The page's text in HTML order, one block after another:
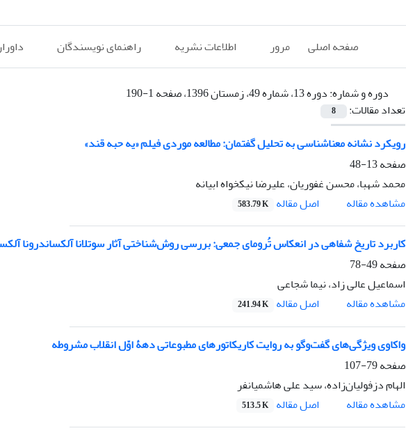
صفحه اصلی مرور اطلاعات نشریه راهنمای نویسندگان
دوره و شماره:دوره 13، شماره 49، زمستان 1396، صفحه 1-190
تعداد مقالات:
8
رویکرد نشانه معناشناسی به تحلیل گفتمان: مطالعه موردی فیلم «یه حبه قند»
صفحه13-48
محمد شهبا، محسن غفوریان، علیرضا نیکخواه ابیانه
مشاهده مقاله
اصل مقاله 583.79 K
کاربرد تاریخ شفاهی در انعکاس تُرومای جمعی: بررسی روش‌شناختی آثار سوتلانا آلکساندرونا
صفحه49-78
اسماعیل عالی زاد، نیما شجاعی
مشاهده مقاله
اصل مقاله 241.94 K
واکاوی ویژگی‌های گفت‌وگو به روایت کاریکاتورهای مطبوعاتی دهۀ اوّل انقلاب مشروطه
صفحه79-107
الهام دزفولیان‌زاده، سید علی هاشمیانفر
مشاهده مقاله
اصل مقاله 513.5 K